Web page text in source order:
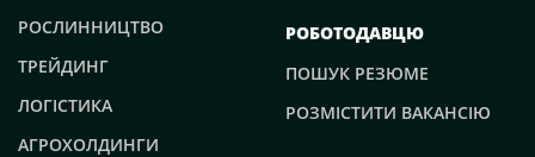
РОСЛИННИЦТВО
ТРЕЙДИНГ
ЛОГІСТИКА
АГРОХОЛДИНГИ
РОБОТОДАВЦЮ
ПОШУК РЕЗЮМЕ
РОЗМІСТИТИ ВАКАНСІЮ